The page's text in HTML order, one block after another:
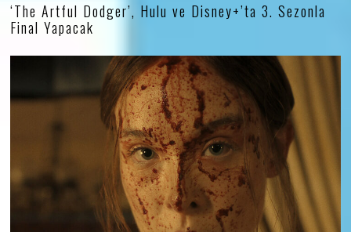
‘The Artful Dodger’, Hulu ve Disney+’ta 3. Sezonla
Final Yapacak